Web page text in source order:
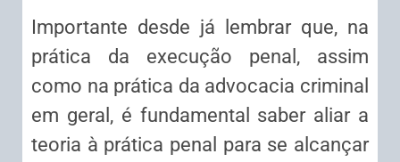
Importante desde já lembrar que, na
prática da execução penal, assim
como na prática da advocacia criminal
em geral, é fundamental saber aliar a
teoria à prática penal para se alcançar